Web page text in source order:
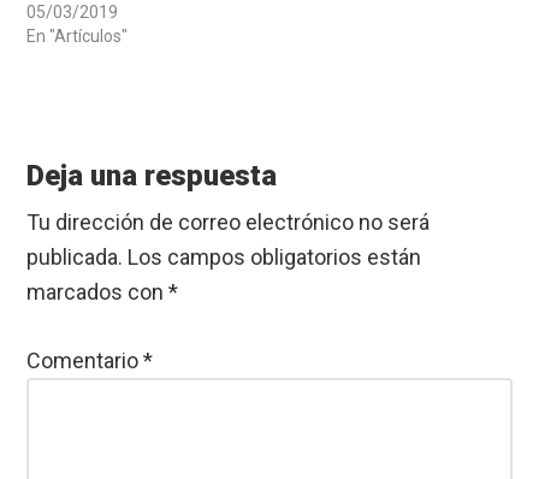
05/03/2019
En "Artículos"
Interactions
Deja una respuesta
Tu dirección de correo electrónico no será
publicada. Los campos obligatorios están
marcados con*
Comentario*